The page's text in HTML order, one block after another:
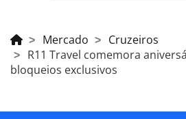
Mercado
Cruzeiros
R11 Travel comemora
bloqueios exclusivos